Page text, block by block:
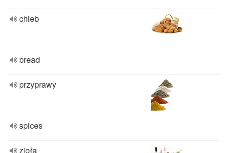
chleb
bread
przyprawy
spices
zioła